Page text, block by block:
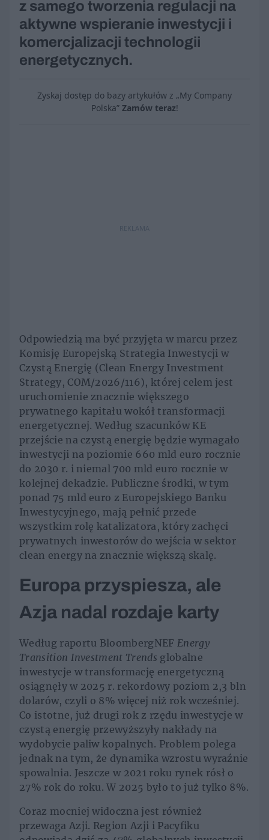
z samego tworzenia regulacji na
aktywne wspieranie inwestycji i
komercjalizacji technologii
energetycznych.
Zyskaj dostęp do bazy artykułów z „My Company
Polska” Zamów teraz!
REKLAMA
Odpowiedzią ma być przyjęta w marcu przez
Komisję Europejską Strategia Inwestycji w
Czystą Energię (Clean Energy Investment
Strategy, COM/2026/116), której celem jest
uruchomienie znacznie większego
prywatnego kapitału wokół transformacji
energetycznej. Według szacunków KE
przejście na czystą energię będzie wymagało
inwestycji na poziomie 660 mld euro rocznie
do 2030 r. i niemal 700 mld euro rocznie w
kolejnej dekadzie. Publiczne środki, w tym
ponad 75 mld euro z Europejskiego Banku
Inwestycyjnego, mają pełnić przede
wszystkim rolę katalizatora, który zachęci
prywatnych inwestorów do wejścia w sektor
clean energy na znacznie większą skalę.
Europa przyspiesza, ale
Azja nadal rozdaje karty
Według raportu BloombergNEF Energy
Transition Investment Trends globalne
inwestycje w transformację energetyczną
osiągnęły w 2025 r. rekordowy poziom 2,3 bln
dolarów, czyli o 8% więcej niż rok wcześniej.
Co istotne, już drugi rok z rzędu inwestycje w
czystą energię przewyższyły nakłady na
wydobycie paliw kopalnych. Problem polega
jednak na tym, że dynamika wzrostu wyraźnie
spowalnia. Jeszcze w 2021 roku rynek rósł o
27% rok do roku. W 2025 było to już tylko 8%.
Coraz mocniej widoczna jest również
przewaga Azji. Region Azji i Pacyfiku